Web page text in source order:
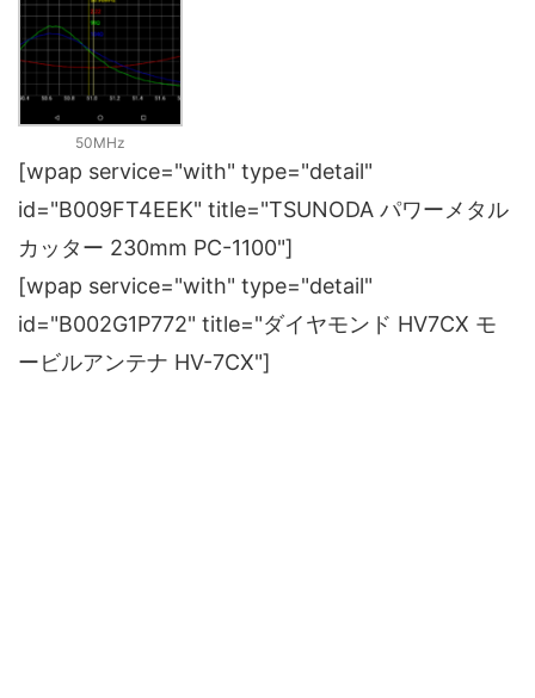
50MHz
[wpap service="with" type="detail"
id="B009FT4EEK" title="TSUNODA パワーメタル
カッター 230mm PC-1100"]
[wpap service="with" type="detail"
id="B002G1P772" title="ダイヤモンド HV7CX モ
ービルアンテナ HV-7CX"]